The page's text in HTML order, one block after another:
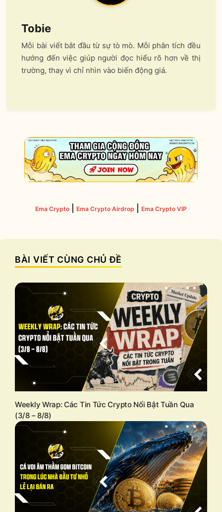
Tobie
Mỗi bài viết bắt đầu từ sự tò mò. Mỗi phân tích đều
hướng đến việc giúp người đọc hiểu rõ hơn về thị
trường, thay vì chỉ nhìn vào biến động giá.
Ema Crypto Ema Crypto Airdrop Ema Crypto VIP
BÀI VIẾT CÙNG CHỦ ĐỀ
Weekly Wrap: Các Tin Tức Crypto Nổi Bật Tuần Qua
(3/8 – 8/8)